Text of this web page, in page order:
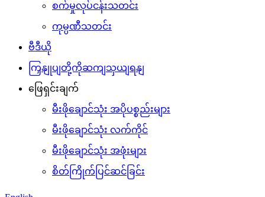
စက်မှုလုပ်ငန်းသတင်း
ကုမ္ပဏီသတင်း
ဗီဒီယို
ကြှနျုပျတို့ကိုဆကျသှယျရနျ
ဖြေရှင်းချက်
မီးဖိုချောင်သုံး အပိုပစ္စည်းများ
မီးဖိုချောင်သုံး လက်ကိုင်
မီးဖိုချောင်သုံး အဖုံးများ
စိတ်ကြိုက်ပြင်ဆင်ခြင်း